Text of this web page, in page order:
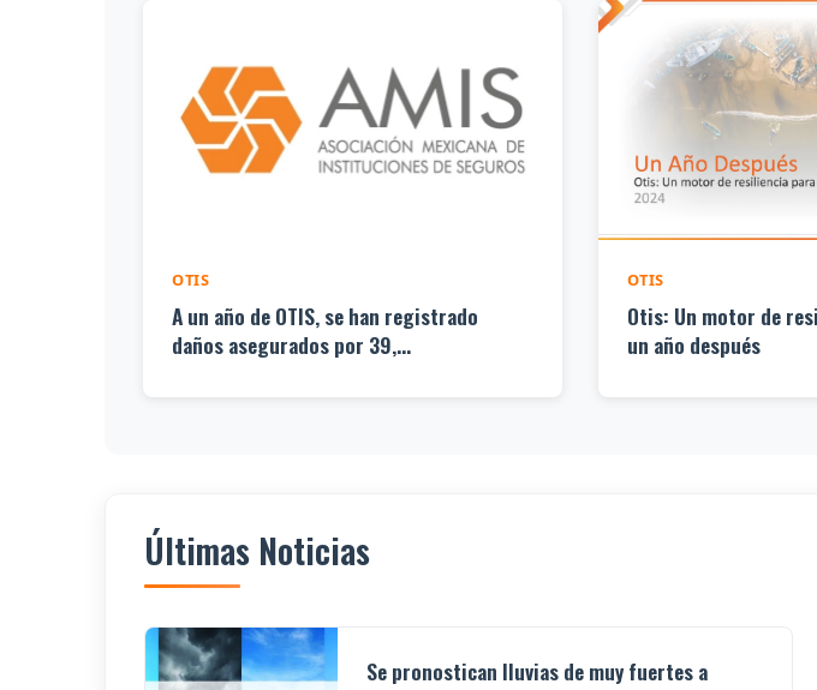
OTIS
A un año de OTIS, se han registrado
daños asegurados por 39,...
OTIS
Otis: Un motor de
un año después
Últimas Noticias
Se pronostican lluvias de muy fuertes a